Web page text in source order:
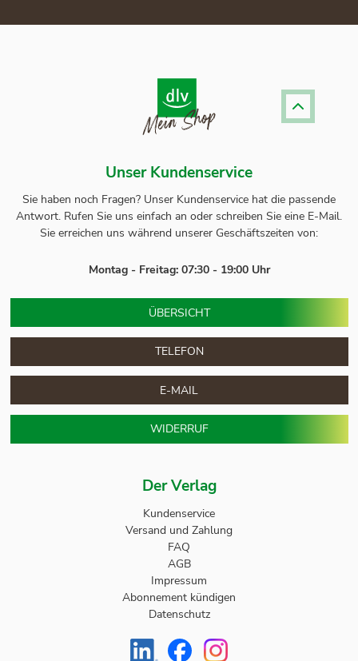
Der Verlag
Kundenservice
Versand und Zahlung
FAQ
AGB
Impressum
Abonnement kündigen
Datenschutz
Unser Kundenservice
Sie haben noch Fragen? Unser Kundenservice hat die passende
Antwort. Rufen Sie uns einfach an oder schreiben Sie eine E-Mail.
Sie erreichen uns während unserer Geschäftszeiten von:
Montag - Freitag: 07:30 - 19:00 Uhr
ÜBERSICHT
TELEFON
E-MAIL
WIDERRUF